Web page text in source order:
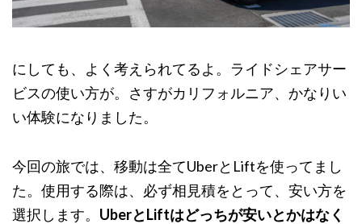
にしても、よく考えられてるよ。ライドシェアサー
ビスの使い方が。さすがカリフォルニア、かなりい
い体験になりました。
今回の旅では、移動は全てUberとLiftを使ってまし
た。使用する際は、必ず相見積をとって、安い方を
選択します。 UberとLiftはどっちが安いとかはなく